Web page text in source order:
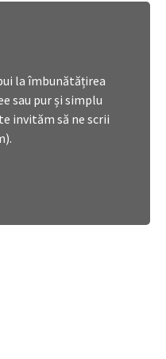
la îmbunătățirea
sau pur și simplu
invităm să ne scrii